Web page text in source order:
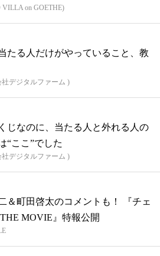
VILLA on GOETHE)
たる人だけがやっていること、教
社デジタルファーム )
じなのに、当たる人と外れる人の
“ここ”でした
社デジタルファーム )
＆町田啓太のコメントも！ 『チェ
MOVIE』特報公開